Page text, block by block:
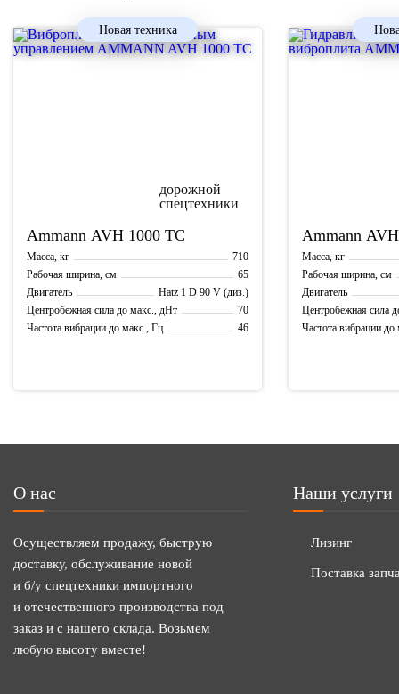
Новая техника
Ammann AVH 1000 ТС
Масса, кг
710
Рабочая ширина, см
65
Двигатель
Hatz 1 D 90 V (диз.)
Центробежная сила до макс., дНт
70
Частота вибрации до макс., Гц
46
Ammann
Масса, кг
Рабочая ширина, см
Двигатель
Центробежная сила
Частота вибрации до
О нас
Осуществляем продажу, быструю
доставку, обслуживание новой
и б/у спецтехники импортного
и отечественного производства под
заказ и с нашего склада. Возьмем
любую высоту вместе!
Наши услуги
Лизинг
Поставка